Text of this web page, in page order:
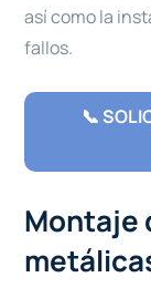
así como la
fallos.
📞
Montaje